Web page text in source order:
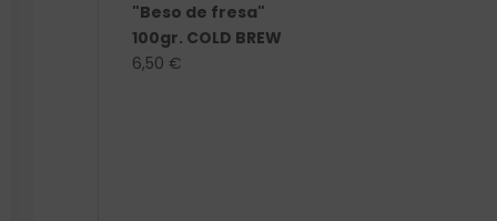
"Beso de fresa"
100gr. COLD BREW
6,50 €